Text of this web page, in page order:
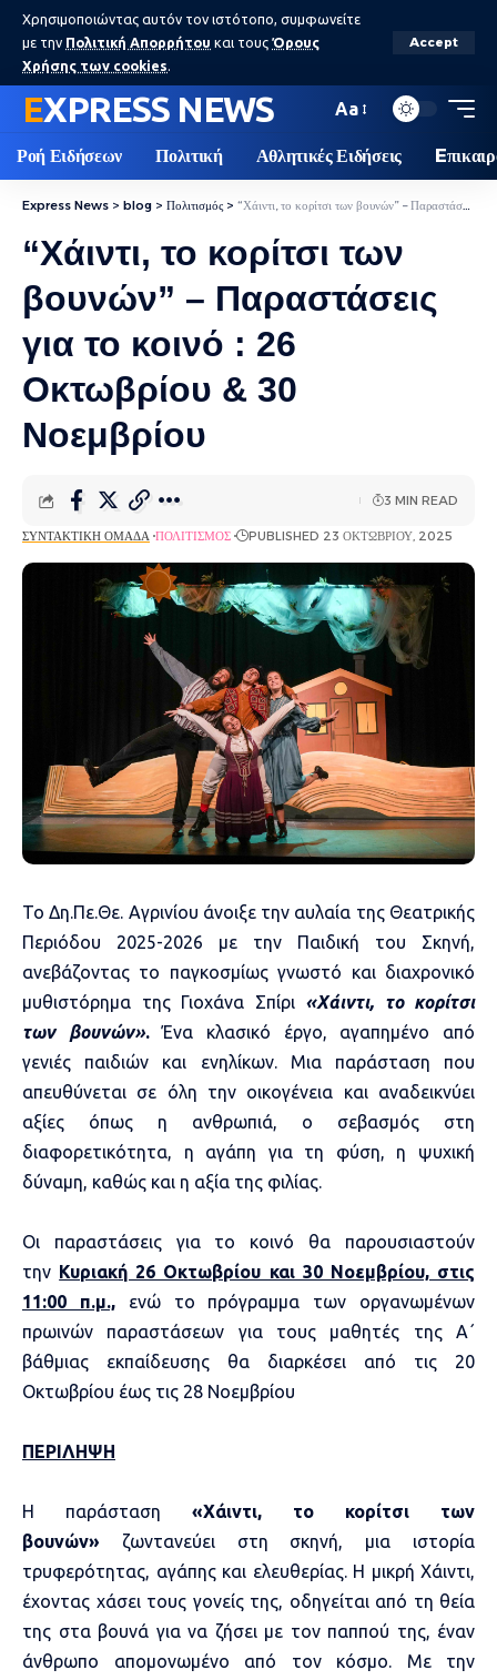
Χρησιμοποιώντας αυτόν τον ιστότοπο, συμφωνείτε
με την Πολιτική Απορρήτου και τους Όρους
Χρήσης των cookies.
Accept
EXPRESS NEWS Aa
Ροή Ειδήσεων Πολιτική Αθλητικές Ειδήσεις
Express News > blog > Πολιτισμός > “Χάιντι, το κορίτσι των βουνών” – Παραστάσεις για το κοινό : 26 Οκτωβρίου & 30 Νοεμβρίου
“Χάιντι, το κορίτσι των
βουνών” – Παραστάσεις
για το κοινό : 26
Οκτωβρίου & 30
Νοεμβρίου
ΣΥΝΤΑΚΤΙΚΉ ΟΜΆΔΑ ΠΟΛΙΤΙΣΜΌΣ PUBLISHED 23 ΟΚΤΩΒΡΊΟΥ, 2025
3 MIN READ
Το Δη.Πε.Θε. Αγρινίου άνοιξε την αυλαία της Θεατρικής
Περιόδου 2025-2026 με την Παιδική του Σκηνή,
ανεβάζοντας το παγκοσμίως γνωστό και διαχρονικό
μυθιστόρημα της Γιοχάνα Σπίρι «Χάιντι, το κορίτσι
των βουνών».Ένα κλασικό έργο, αγαπημένο από
γενιές παιδιών και ενηλίκων. Μια παράσταση που
απευθύνεται σε όλη την οικογένεια και αναδεικνύει
αξίες όπως η ανθρωπιά, ο σεβασμός στη
διαφορετικότητα, η αγάπη για τη φύση, η ψυχική
δύναμη, καθώς και η αξία της φιλίας.
Οι παραστάσεις για το κοινό θα παρουσιαστούν
την Κυριακή 26 Οκτωβρίου και 30 Νοεμβρίου, στις
11:00 π.μ.,ενώ το πρόγραμμα των οργανωμένων
πρωινών παραστάσεων για τους μαθητές της Α΄
βάθμιας εκπαίδευσης θα διαρκέσει από τις 20
Οκτωβρίου έως τις 28 Νοεμβρίου
ΠΕΡΙΛΗΨΗ
Η παράσταση «Χάιντι, το κορίτσι των
βουνών» ζωντανεύει στη σκηνή, μια ιστορία
τρυφερότητας, αγάπης και ελευθερίας. Η μικρή Χάιντι,
έχοντας χάσει τους γονείς της, οδηγείται από τη θεία
της στα βουνά για να ζήσει με τον παππού της, έναν
άνθρωπο απομονωμένο από τον κόσμο. Με την